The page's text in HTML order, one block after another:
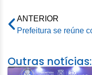
ANTERIOR
Outras notícias: